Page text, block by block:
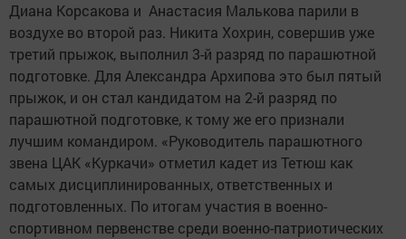
Диана Корсакова и Анастасия Малькова парили в
воздухе во второй раз. Никита Хохрин, совершив уже
третий прыжок, выполнил 3-й разряд по парашютной
подготовке. Для Александра Архипова это был пятый
прыжок, и он стал кандидатом на 2-й разряд по
парашютной подготовке, к тому же его признали
лучшим командиром. «Руководитель парашютного
звена ЦАК «Куркачи» отметил кадет из Тетюш как
самых дисциплинированных, ответственных и
подготовленных. По итогам участия в военно-
спортивном первенстве среди военно-патриотических